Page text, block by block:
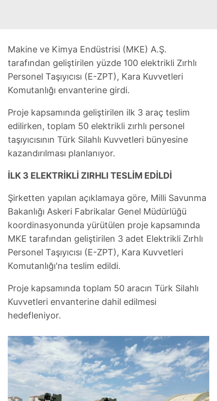
Makine ve Kimya Endüstrisi (MKE) A.Ş.
tarafından geliştirilen yüzde 100 elektrikli Zırhlı
Personel Taşıyıcısı (E-ZPT), Kara Kuvvetleri
Komutanlığı envanterine girdi.
Proje kapsamında geliştirilen ilk 3 araç teslim
edilirken, toplam 50 elektrikli zırhlı personel
taşıyıcısının Türk Silahlı Kuvvetleri bünyesine
kazandırılması planlanıyor.
İLK 3 ELEKTRİKLİ ZIRHLI TESLİM EDİLDİ
Şirketten yapılan açıklamaya göre, Milli Savunma
Bakanlığı Askeri Fabrikalar Genel Müdürlüğü
koordinasyonunda yürütülen proje kapsamında
MKE tarafından geliştirilen 3 adet Elektrikli Zırhlı
Personel Taşıyıcısı (E-ZPT), Kara Kuvvetleri
Komutanlığı'na teslim edildi.
Proje kapsamında toplam 50 aracın Türk Silahlı
Kuvvetleri envanterine dahil edilmesi
hedefleniyor.